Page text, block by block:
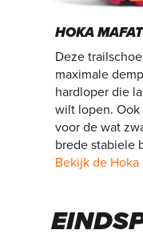
HOKA
Deze
maximale
hardloper die
wilt lopen. Ook
voor de wat
brede stabiele
Bekijk de